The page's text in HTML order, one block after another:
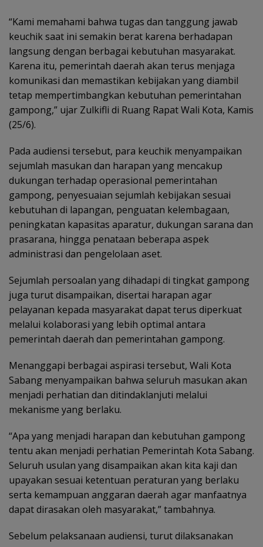
“Kami memahami bahwa tugas dan tanggung jawab
keuchik saat ini semakin berat karena berhadapan
langsung dengan berbagai kebutuhan masyarakat.
Karena itu, pemerintah daerah akan terus menjaga
komunikasi dan memastikan kebijakan yang diambil
tetap mempertimbangkan kebutuhan pemerintahan
gampong,” ujar Zulkifli di Ruang Rapat Wali Kota, Kamis
(25/6).
Pada audiensi tersebut, para keuchik menyampaikan
sejumlah masukan dan harapan yang mencakup
dukungan terhadap operasional pemerintahan
gampong, penyesuaian sejumlah kebijakan sesuai
kebutuhan di lapangan, penguatan kelembagaan,
peningkatan kapasitas aparatur, dukungan sarana dan
prasarana, hingga penataan beberapa aspek
administrasi dan pengelolaan aset.
Sejumlah persoalan yang dihadapi di tingkat gampong
juga turut disampaikan, disertai harapan agar
pelayanan kepada masyarakat dapat terus diperkuat
melalui kolaborasi yang lebih optimal antara
pemerintah daerah dan pemerintahan gampong.
Menanggapi berbagai aspirasi tersebut, Wali Kota
Sabang menyampaikan bahwa seluruh masukan akan
menjadi perhatian dan ditindaklanjuti melalui
mekanisme yang berlaku.
“Apa yang menjadi harapan dan kebutuhan gampong
tentu akan menjadi perhatian Pemerintah Kota Sabang.
Seluruh usulan yang disampaikan akan kita kaji dan
upayakan sesuai ketentuan peraturan yang berlaku
serta kemampuan anggaran daerah agar manfaatnya
dapat dirasakan oleh masyarakat,” tambahnya.
Sebelum pelaksanaan audiensi, turut dilaksanakan